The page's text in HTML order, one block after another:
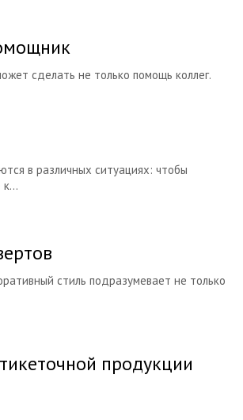
сайтысделать не только помощь коллег.
в различных ситуациях: чтобы
стиль подразумевает не только
продукции